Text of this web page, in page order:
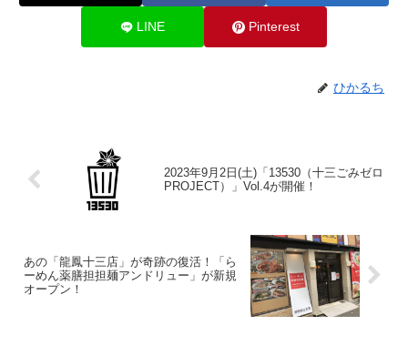
LINE Pinterest
ひかるち
2023年9月2日(土)「13530（十三ごみゼロ
PROJECT）」Vol.4が開催！
あの「龍鳳十三店」が奇跡の復活！「ら
ーめん薬膳担担麺アンドリュー」が新規
オープン！